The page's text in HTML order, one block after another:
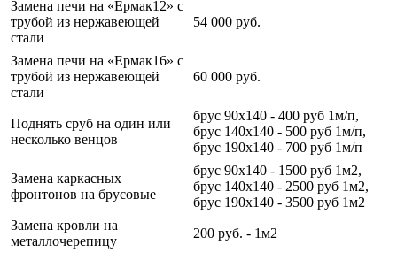
Замена печи на «Ермак12» с
трубой из нержавеющей
стали
54 000 руб.
Замена печи на «Ермак16» с
трубой из нержавеющей
стали
60 000 руб.
Поднять сруб на один или
несколько венцов
брус 90х140 - 400 руб 1м/п,
брус 140х140 - 500 руб 1м/п,
брус 190х140 - 700 руб 1м/п
Замена каркасных
фронтонов на брусовые
брус 90х140 - 1500 руб 1м2,
брус 140х140 - 2500 руб 1м2,
брус 190х140 - 3500 руб 1м2
Замена кровли на
металлочерепицу
200 руб. - 1м2